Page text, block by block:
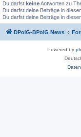
Du darfst keineAntworten zu
Du darfst deine Beiträge in
Du darfst deine Beiträge in
DPolG-BPolG News
Powered by